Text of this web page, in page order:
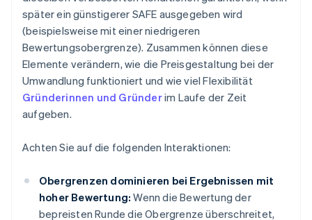
später ein günstigerer SAFE ausgegeben wird
(beispielsweise mit einer niedrigeren
Bewertungsobergrenze). Zusammen können diese
Elemente verändern, wie die Preisgestaltung bei der
Umwandlung funktioniert und wie viel Flexibilität
Gründerinnen und Gründerim Laufe der Zeit
aufgeben.
Achten Sie auf die folgenden Interaktionen:
Obergrenzen dominieren bei Ergebnissen mit
hoher Bewertung: Wenn die Bewertung der
bepreisten Runde die Obergrenze überschreitet,